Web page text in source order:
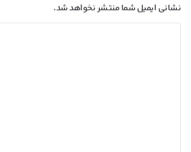
نشانی ایمیل شما منتشر نخواهد شد.